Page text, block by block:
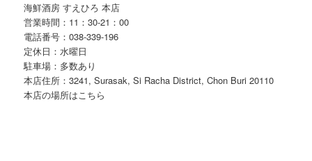
海鮮酒房 すえひろ 本店
営業時間：11：30-21：00
電話番号：038-339-196
定休日：水曜日
駐車場：多数あり
本店住所：3241, Surasak, Si Racha District, Chon Buri 20110
本店の場所はこちら